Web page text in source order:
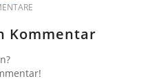
Kommentar